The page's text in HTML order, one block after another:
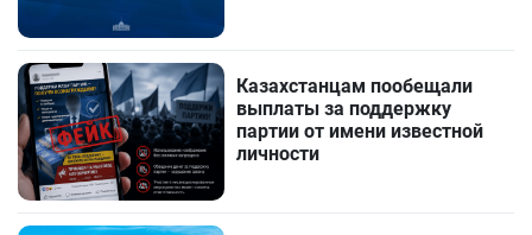
Казахстанцам пообещали
выплаты за поддержку
партии от имени известной
личности